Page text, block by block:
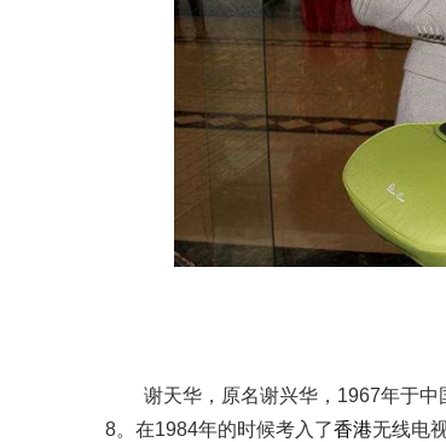
谢天华，原名谢兴华，1967年于中
8。在1984年的时候考入了香港无线电